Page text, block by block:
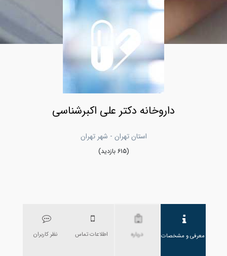
داروخانه دکتر علی اکبرشناسی
استان تهران - شهر تهران
(615 بازدید)
معرفی و مشخصات درباره اطلاعات تماس نظر کاربران